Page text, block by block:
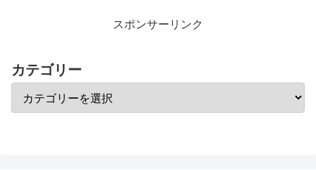
スポンサーリンク
カテゴリー